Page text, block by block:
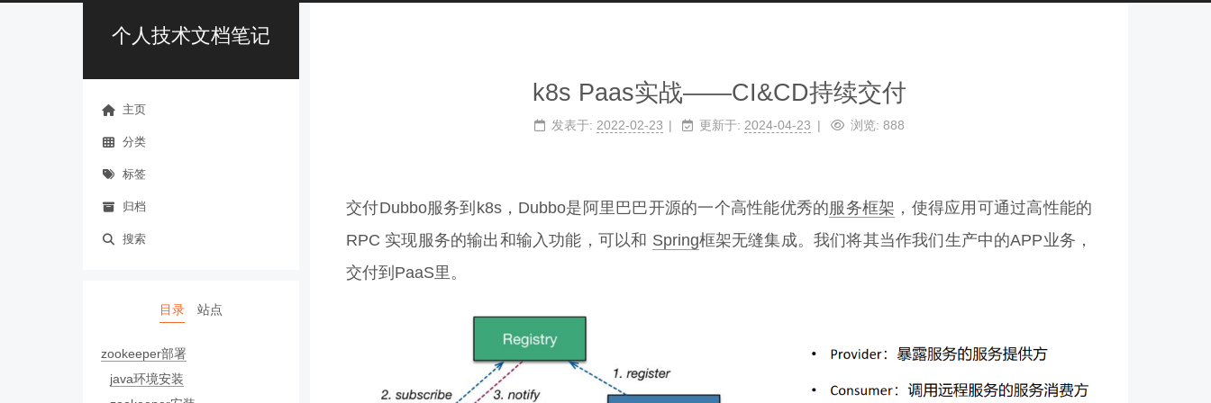
个人技术文档笔记
主页
分类
标签
归档
搜索
目录 站点
zookeeper部署
java环境安装
k8s Paas实战——CI&CD持续交付
发表于: 2022-02-23 更新于: 2024-04-23 浏览: 888
交付Dubbo服务到k8s，Dubbo是阿里巴巴开源的一个高性能优秀的服务框架 ，使得应用可通过高性能的
RPC 实现服务的输出和输入功能，可以和 Spring框架无缝集成。我们将其当作我们生产中的APP业务，
交付到PaaS里。